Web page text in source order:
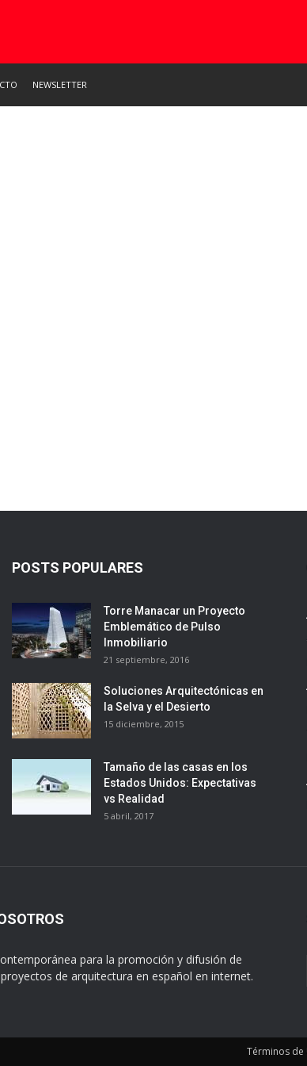
NEWSLETTER
POSTS POPULARES
Torre Manacar un Proyecto
Emblemático de Pulso
Inmobiliario
21 septiembre, 2016
Soluciones Arquitectónicas en
la Selva y el Desierto
15 diciembre, 2015
Tamaño de las casas en los
Estados Unidos: Expectativas
vs Realidad
5 abril, 2017
para la promoción y difusión de
de arquitectura en español en internet.
Términos de